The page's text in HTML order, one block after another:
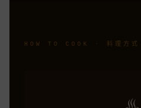
HOW TO COOK · 料理方式